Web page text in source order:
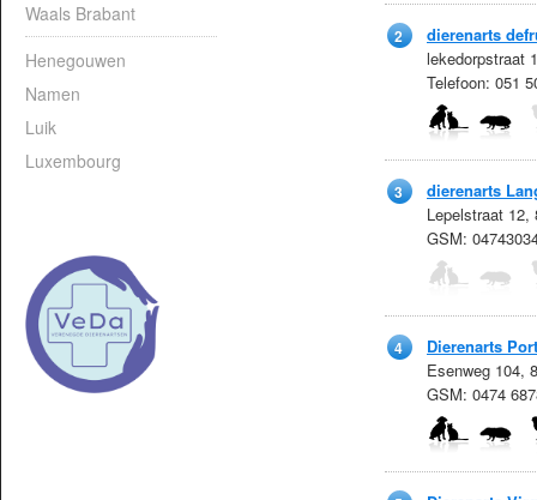
Waals Brabant
Henegouwen
Namen
Luik
Luxembourg
2
dierenarts
lekedorpstraat
Telefoon: 051
3
dierenarts
Lepelstraat 12,
GSM:
4
Dierenarts
Esenweg 104,
GSM: 0474